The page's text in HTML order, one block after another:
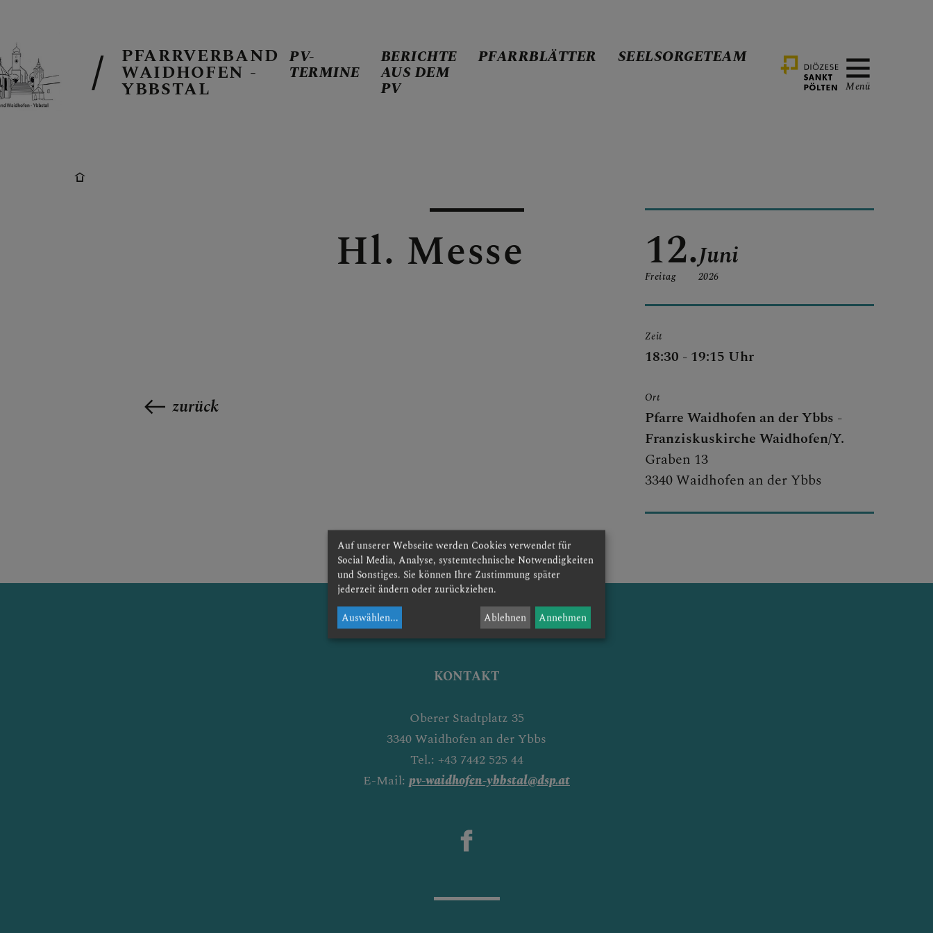
BERICHTE AUS DEM PV
PFARRVERBAND
WAIDHOFEN -
YBBSTAL
PV-
TERMINE
BERICHTE
AUS DEM
PV
PFARRBLÄTTER SEELSORGETEAM
Menü
Hl. Messe 12.
Freitag
Juni
2026
Zeit
18:30 - 19:15 Uhr
Ort
Pfarre Waidhofen an der Ybbs -
Franziskuskirche Waidhofen/Y.
Graben 13
3340 Waidhofen an der Ybbs
zurück
KONTAKT
Oberer Stadtplatz 35
3340 Waidhofen an der Ybbs
Tel.: +43 7442 525 44
E-Mail: pv-waidhofen-ybbstal@dsp.at
Auf unserer Webseite werden Cookies verwendet für
Social Media, Analyse, systemtechnische Notwendigkeiten
und Sonstiges. Sie können Ihre Zustimmung später
jederzeit ändern oder zurückziehen.
Auswählen... Ablehnen Annehmen